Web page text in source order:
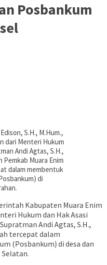
Posbankum
S.H., M.Hum.,
dari Menteri Hukum
Andi Agtas, S.H.,
Pemkab Muara Enim
dalam membentuk
di
Kabupaten Muara Enim
Hukum dan Hak Asasi
Andi Agtas, S.H.,
tercepat dalam
(Posbankum) di desa dan